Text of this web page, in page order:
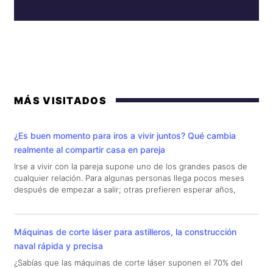
MÁS VISITADOS
¿Es buen momento para iros a vivir juntos? Qué cambia
realmente al compartir casa en pareja
Irse a vivir con la pareja supone uno de los grandes pasos de
cualquier relación. Para algunas personas llega pocos meses
después de empezar a salir; otras prefieren esperar años,
Máquinas de corte láser para astilleros, la construcción
naval rápida y precisa
¿Sabías que las máquinas de corte láser suponen el 70% del